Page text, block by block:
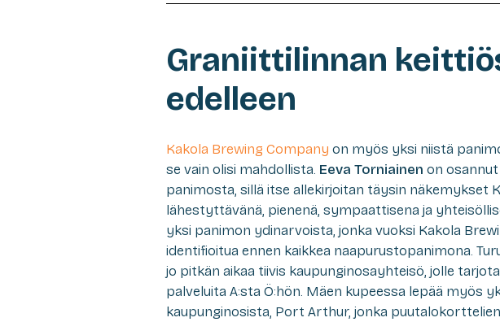
Graniittilinnan
edelleen
Kakola Brewing Company on myös yksi niistä
se vain olisi mahdollista. Eeva Torniainen on
panimosta, sillä itse allekirjoitan täysin näkemykset
lähestyttävänä, pienenä, sympaattisena ja
yksi panimon ydinarvoista, jonka vuoksi Kakola
identifioitua ennen kaikkea naapurustopanimona.
jo pitkän aikaa tiivis kaupunginosayhteisö, jolle
palveluita A:sta Ö:hön. Mäen kupeessa lepää myös
kaupunginosista, Port Arthur, jonka